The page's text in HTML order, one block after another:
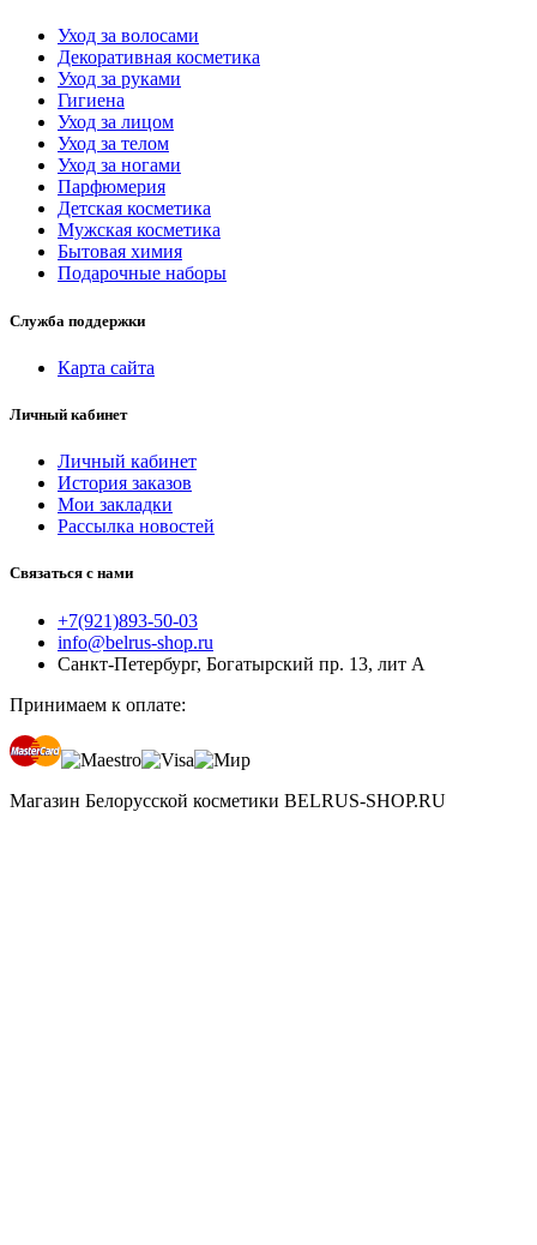
Уход за волосами
Декоративная косметика
Уход за руками
Гигиена
Уход за лицом
Уход за телом
Уход за ногами
Парфюмерия
Детская косметика
Мужская косметика
Бытовая химия
Подарочные наборы
Служба поддержки
Карта сайта
Личный кабинет
Личный кабинет
История заказов
Мои закладки
Рассылка новостей
Связаться с нами
+7(921)893-50-03
info@belrus-shop.ru
Санкт-Петербург, Богатырский пр. 13, лит А
Принимаем к оплате:
Магазин Белорусской косметики BELRUS-SHOP.RU